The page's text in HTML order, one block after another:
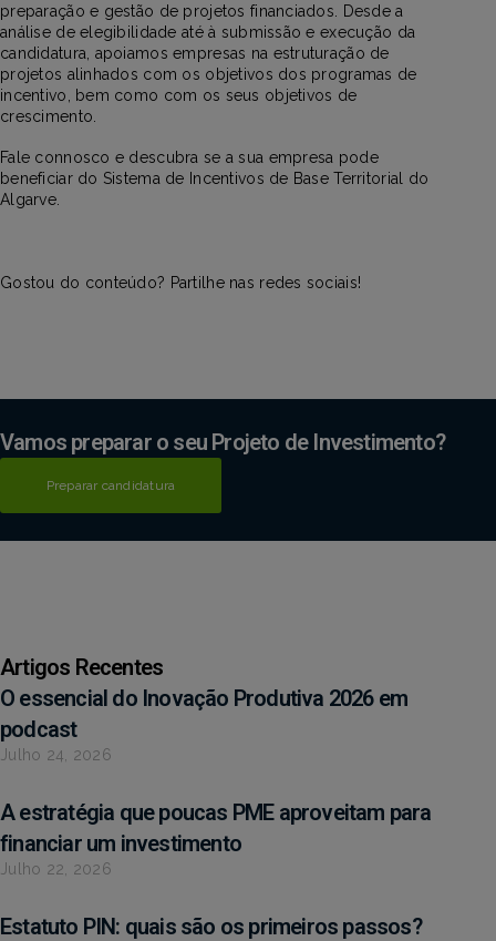
preparação e gestão de projetos financiados. Desde a
análise de elegibilidade até à submissão e execução da
candidatura, apoiamos empresas na estruturação de
projetos alinhados com os objetivos dos programas de
incentivo, bem como com os seus objetivos de
crescimento.
Fale connosco e descubra se a sua empresa pode
beneficiar do Sistema de Incentivos de Base Territorial do
Algarve.
Gostou do conteúdo? Partilhe nas redes sociais!
Vamos preparar o seu Projeto de Investimento?
Preparar candidatura
Artigos Recentes
O essencial do Inovação Produtiva 2026 em
podcast
Julho 24, 2026
A estratégia que poucas PME aproveitam para
financiar um investimento
Julho 22, 2026
Estatuto PIN: quais são os primeiros passos?